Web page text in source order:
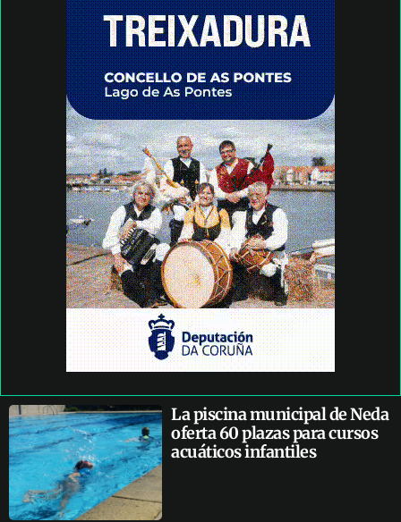
La piscina municipal de Neda
oferta 60 plazas para cursos
acuáticos infantiles